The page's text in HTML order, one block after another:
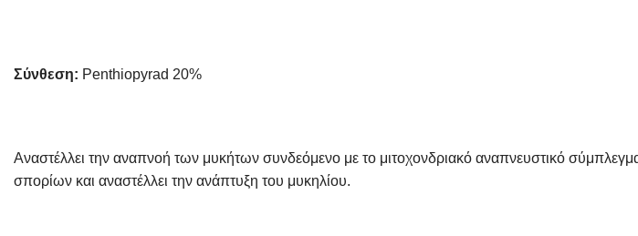
Σύνθεση: Penthiopyrad 20%
Aναστέλλει την αναπνοή των μυκήτων συνδεόμενο με το μιτοχονδριακό αναπνευστικό
σπορίων και αναστέλλει την ανάπτυξη του μυκηλίου.